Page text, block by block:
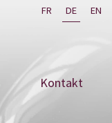
FR DE EN
Kontakt